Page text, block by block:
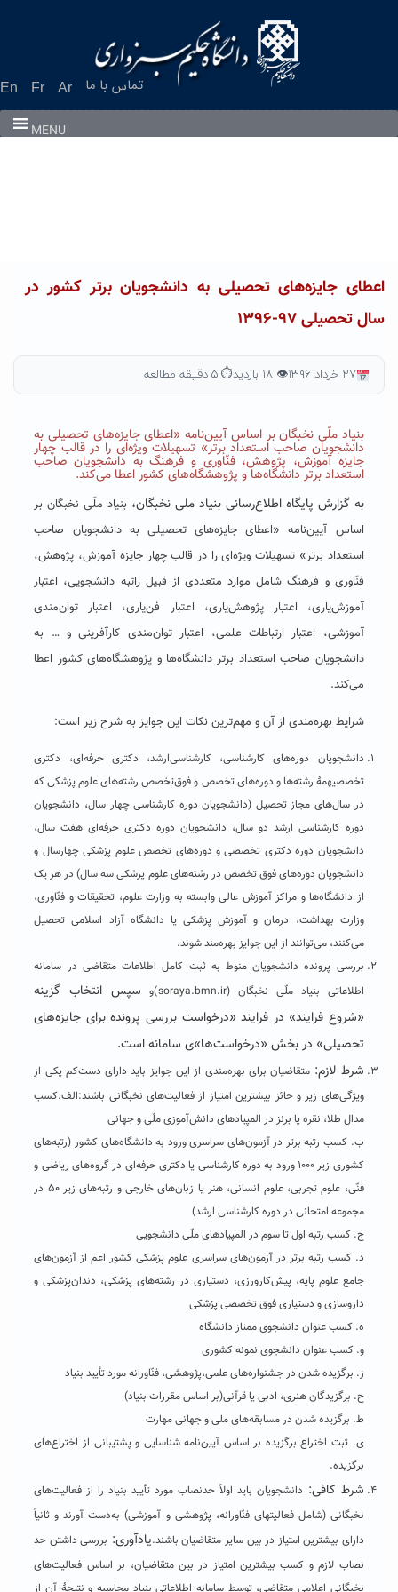
En Fr Ar تماس با ما
MENU
اعطای جایزه‌های تحصیلی به دانشجویان برتر کشور در
سال تحصیلی ۹۷-۱۳۹۶
۲۷ خرداد ۱۳۹۶ 👁 ۱۸ بازدید ⏱ ۵ دقیقه مطالعه
بنیاد ملّی نخبگان بر اساس آیین‌نامه «اعطای جایزه‌های تحصیلی به
دانشجویان صاحب استعداد برتر» تسهیلات ویژه‌ای را در قالب چهار
جایزه آموزش، پژوهش، فنّاوری و فرهنگ به دانشجویان صاحب
استعداد برتر دانشگاه‌ها و پژوهشگاه‌های کشور اعطا می‌کند.
به گزارش پایگاه اطلاع‌رسانی بنیاد ملی نخبگان، بنیاد ملّی نخبگان بر
اساس آیین‌نامه «اعطای جایزه‌های تحصیلی به دانشجویان صاحب
استعداد برتر» تسهیلات ویژه‌ای را در قالب چهار جایزه آموزش، پژوهش،
فنّاوری و فرهنگ شامل موارد متعددی از قبیل راتبه دانشجویی، اعتبار
آموزش‌یاری، اعتبار پژوهش‌یاری، اعتبار فن‌یاری، اعتبار توان‌مندی
آموزشی، اعتبار ارتباطات علمی، اعتبار توان‌مندی کارآفرینی و … به
دانشجویان صاحب استعداد برتر دانشگاه‌ها و پژوهشگاه‌های کشور اعطا
می‌کند.
شرایط بهره‌مندی از آن و مهم‌ترین نکات این جوایز به شرح زیر است:
دانشجویان دوره‌های کارشناسی، کارشناسی‌ارشد، دکتری حرفه‌ای، دکتری
تخصصیهمۀ رشته‌ها و دوره‌های تخصص و فوق‌تخصص رشته‌های علوم پزشکی که
در سال‌های مجاز تحصیل (دانشجویان دوره کارشناسی چهار سال، دانشجویان
دوره کارشناسی ارشد دو سال، دانشجویان دوره دکتری حرفه‌ای هفت سال،
دانشجویان دوره دکتری تخصصی و دوره‌های تخصص علوم پزشکی چهارسال و
دانشجویان دوره‌های فوق تخصص در رشته‌های علوم پزشکی سه سال) در هر یک
از دانشگاه‌ها و مراکز آموزش عالی وابسته به وزارت علوم، تحقیقات و فنّاوری،
وزارت بهداشت، درمان و آموزش پزشکی یا دانشگاه آزاد اسلامی تحصیل
می‌کنند، می‌توانند از این جوایز بهره‌مند شوند.
بررسی پرونده دانشجویان منوط به ثبت کامل اطلاعات متقاضی در سامانه
اطلاعاتی بنیاد ملّی نخبگان (soraya.bmn.ir)و سپس انتخاب گزینه
«شروع فرایند» در فرایند «درخواست بررسی پرونده برای جایزه‌های
تحصیلی» در بخش «درخواست‌ها»ی سامانه است.
شرط لازم: متقاضیان برای بهره‌مندی از این جوایز باید دارای دست‌کم یکی از
ویژگی‌های زیر و حائز بیشترین امتیاز از فعالیت‌های نخبگانی باشند:الف.کسب
مدال طلا، نقره یا برنز در المپیادهای دانش‌آموزی ملّی و جهانی
ب. کسب رتبه برتر در آزمون‌های سراسری ورود به دانشگاه‌های کشور (رتبه‌های
کشوری زیر ۱۰۰۰ ورود به دوره کارشناسی یا دکتری حرفه‌ای در گروه‌های ریاضی و
فنّی، علوم تجربی، علوم انسانی، هنر یا زبان‌های خارجی و رتبه‌های زیر ۵۰ در
مجموعه امتحانی در دوره کارشناسی ارشد)
ج. کسب رتبه اول تا سوم در المپیادهای ملّی دانشجویی
د. کسب رتبه برتر در آزمون‌های سراسری علوم پزشکی کشور اعم از آزمون‌های
جامع علوم پایه، پیش‌کارورزی، دستیاری در رشته‌های پزشکی، دندان‌پزشکی و
داروسازی و دستیاری فوق تخصصی پزشکی
ه. کسب عنوان دانشجوی ممتاز دانشگاه
و. کسب عنوان دانشجوی نمونه کشوری
ز. برگزیده شدن در جشنواره‌های علمی،پژوهشی،‌ فنّاورانه مورد تأیید بنیاد
ح. برگزیدگان هنری، ادبی یا قرآنی(بر اساس مقررات بنیاد)
ط. برگزیده شدن در مسابقه‌های ملی و جهانی مهارت
ی. ثبت اختراع برگزیده بر اساس آیین‌نامه شناسایی و پشتیبانی از اختراع‌های
برگزیده.
شرط کافی: دانشجویان باید اولاً حدنصاب مورد تأیید بنیاد را از فعالیت‌های
نخبگانی (شامل فعالیت­های فنّاورانه، پژوهشی و آموزشی) به‌دست آورند و ثانیاً
دارای بیشترین امتیاز در بین سایر متقاضیان باشند.یادآوری: بررسی داشتن حد
نصاب لازم و کسب بیشترین امتیاز در بین متقاضیان، بر اساس فعالیت‌های
نخبگانیِ اعلامیِ متقاضی، توسط سامانه اطلاعاتی بنیاد محاسبه و نتیجۀ آن از